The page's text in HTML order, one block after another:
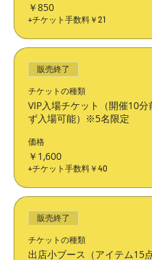
￥850
+チケット手数料￥21
販売終了
チケットの種類
VIP入場チケット（開催10分
ず入場可能）※5名限定
価格
￥1,600
+チケット手数料￥40
販売終了
チケットの種類
出店小ブース（アイテム15